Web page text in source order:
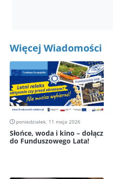
Więcej Wiadomości
poniedziałek, 11 maja 2026
Słońce, woda i kino – dołącz
do Funduszowego Lata!